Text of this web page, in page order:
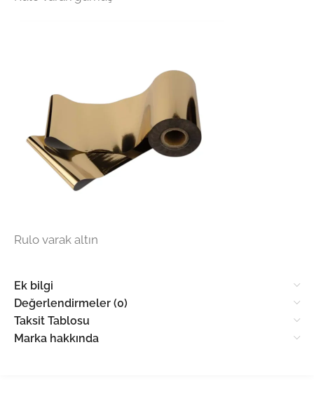
Rulo varak altın
Ek bilgi
Değerlendirmeler (0)
Taksit Tablosu
Marka hakkında